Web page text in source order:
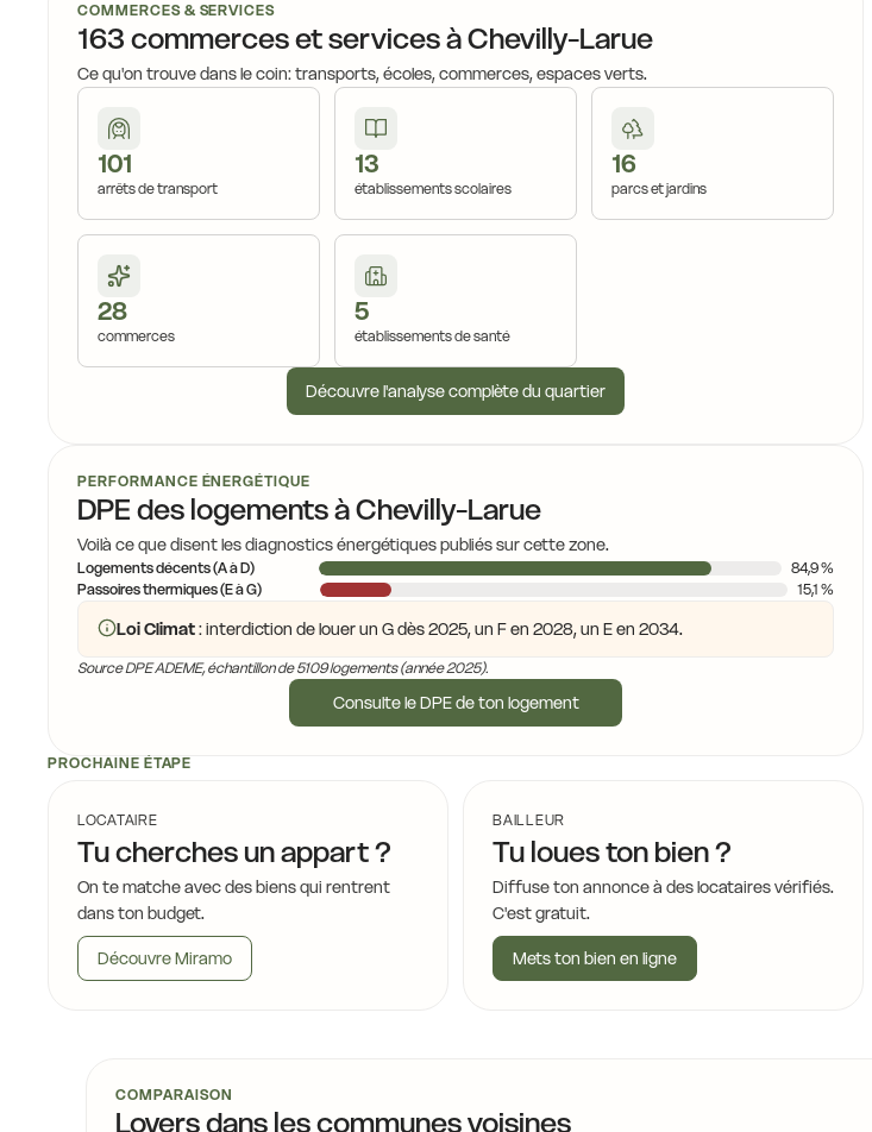
COMMERCES & SERVICES
163 commerces et services à Chevilly-Larue
Ce qu'on trouve dans le coin: transports, écoles, commerces, espaces verts.
101
arrêts de transport
13
établissements scolaires
16
parcs et jardins
28
commerces
5
établissements de santé
Découvre l'analyse complète du quartier
PERFORMANCE ÉNERGÉTIQUE
DPE des logements à Chevilly-Larue
Voilà ce que disent les diagnostics énergétiques publiés sur cette zone.
Logements décents (A à D)
84,9 %
Passoires thermiques (E à G)
15,1 %
Loi Climat: interdiction de louer un G dès 2025, un F en 2028, un E en 2034.
Source DPE ADEME, échantillon de 5109 logements (année 2025).
Consulte le DPE de ton logement
PROCHAINE ÉTAPE
LOCATAIRE
Tu cherches un appart ?
On te matche avec des biens qui rentrent
dans ton budget.
Découvre Miramo
BAILLEUR
Tu loues ton bien ?
Diffuse ton annonce à des locataires vérifiés.
C'est gratuit.
Mets ton bien en ligne
COMPARAISON
Loyers dans les communes voisines